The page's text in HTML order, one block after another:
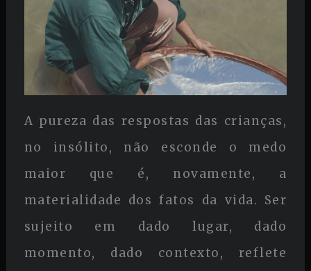
A pureza das respostas das crianças,
no insólito, não esconde o medo
maior que é, novamente, a
materialidade dos fatos da vida. Ser
sujeito em dado lugar, dado
momento, dado contexto, reflete